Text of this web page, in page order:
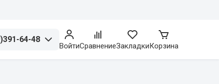
64-48
ВойтиСравнениеЗакладкиКорзина